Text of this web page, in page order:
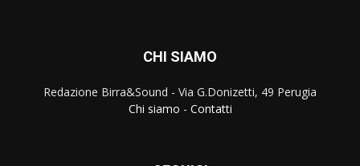
CHI SIAMO
Redazione Birra&Sound - Via G.Donizetti, 49 Perugia
Chi siamo - Contatti